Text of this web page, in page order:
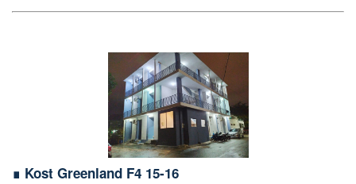
∎ Kost Greenland F4 15-16